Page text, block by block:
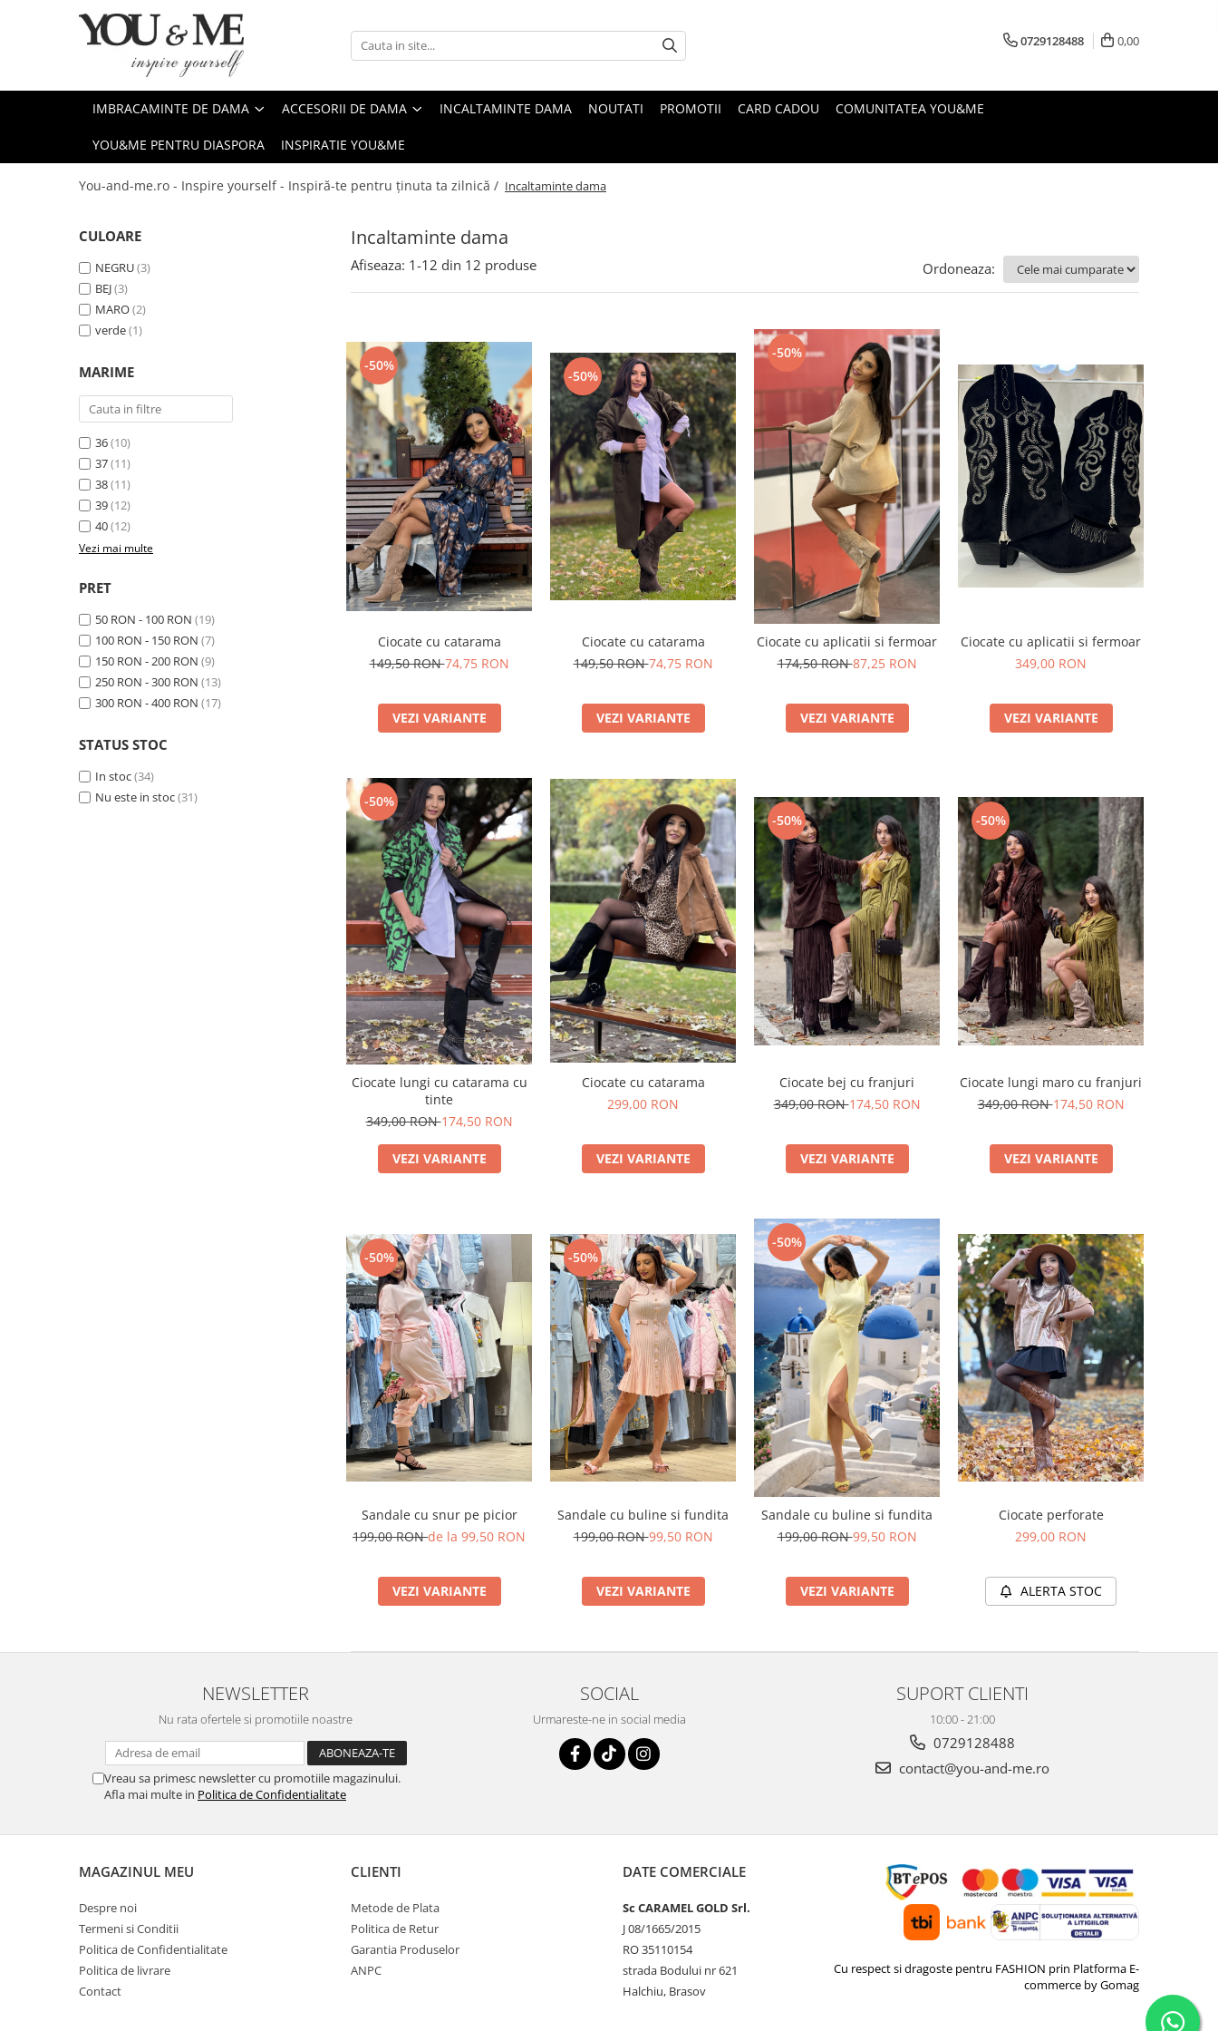
Imbracaminte de dama
Geci si jachete
Rochii de zi
Compleuri si costume
Tricouri si topuri
Costume de baie
Accesorii de dama
Coliere si brose
0729128488 0,00
IMBRACAMINTE DE DAMA ACCESORII DE DAMA INCALTAMINTE DAMA NOUTATI PROMOTII CARD CADOU COMUNITATEA YOU&ME
YOU&ME PENTRU DIASPORA INSPIRATIE YOU&ME
You-and-me.ro - Inspire yourself - Inspiră-te pentru ținuta ta zilnică / Incaltaminte dama
Incaltaminte dama
CULOARE
NEGRU(3)
BEJ(3)
MARO(2)
verde(1)
MARIME
36(10)
37(11)
38(11)
39(12)
40(12)
Vezi mai multe
PRET
50 RON - 100 RON (19)
100 RON - 150 RON (7)
150 RON - 200 RON (9)
250 RON - 300 RON (13)
300 RON - 400 RON (17)
STATUS STOC
In stoc(34)
Nu este in stoc(31)
Afiseaza: 1-12 din 12 produse Ordoneaza:
-50%
Ciocate cu catarama
149,50 RON74,75 RON
VEZI VARIANTE
-50%
Ciocate cu catarama
149,50 RON74,75 RON
VEZI VARIANTE
-50%
Ciocate cu aplicatii si fermoar
174,50 RON87,25 RON
VEZI VARIANTE
Ciocate cu aplicatii si fermoar
349,00 RON
VEZI VARIANTE
-50%
Ciocate lungi cu catarama cu
tinte
349,00 RON174,50 RON
VEZI VARIANTE
Ciocate cu catarama
299,00 RON
VEZI VARIANTE
-50%
Ciocate bej cu franjuri
349,00 RON174,50 RON
VEZI VARIANTE
-50%
Ciocate lungi maro cu franjuri
349,00 RON174,50 RON
VEZI VARIANTE
-50%
Sandale cu snur pe picior
199,00 RONde la 99,50 RON
VEZI VARIANTE
-50%
Sandale cu buline si fundita
199,00 RON99,50 RON
VEZI VARIANTE
-50%
Sandale cu buline si fundita
199,00 RON99,50 RON
VEZI VARIANTE
Ciocate perforate
299,00 RON
ALERTA STOC
NEWSLETTER
Nu rata ofertele si promotiile noastre
Vreau sa primesc newsletter cu promotiile magazinului.
Afla mai multe in Politica de Confidentialitate
SOCIAL
Urmareste-ne in social media
SUPORT CLIENTI
10:00 - 21:00
0729128488
contact@you-and-me.ro
MAGAZINUL MEU
Despre noi
Termeni si Conditii
Politica de Confidentialitate
Politica de livrare
Contact
CLIENTI
Metode de Plata
Politica de Retur
Garantia Produselor
ANPC
DATE COMERCIALE
Sc CARAMEL GOLD Srl.
J 08/1665/2015
RO 35110154
strada Bodului nr 621
Halchiu, Brasov
Cu respect si dragoste pentru FASHION prin Platforma E-
commerce by Gomag